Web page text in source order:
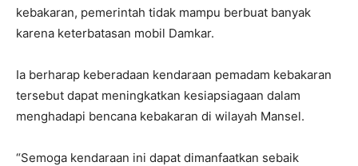
kebakaran, pemerintah tidak mampu berbuat banyak
karena keterbatasan mobil Damkar.
Ia berharap keberadaan kendaraan pemadam kebakaran
tersebut dapat meningkatkan kesiapsiagaan dalam
menghadapi bencana kebakaran di wilayah Mansel.
“Semoga kendaraan ini dapat dimanfaatkan sebaik